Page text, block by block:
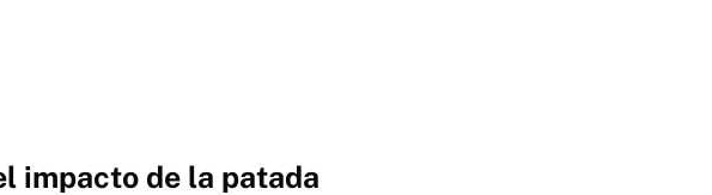
impacto de la patada